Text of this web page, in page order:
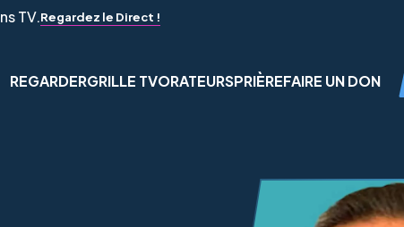
TV.Regardez le Direct !
REGARDERGRILLE TVORATEURSPRIÈREFAIRE UN DON